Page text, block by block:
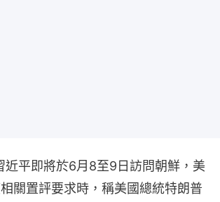
近平即將於6月8至9日訪問朝鮮，美
關置評要求時，稱美國總統特朗普